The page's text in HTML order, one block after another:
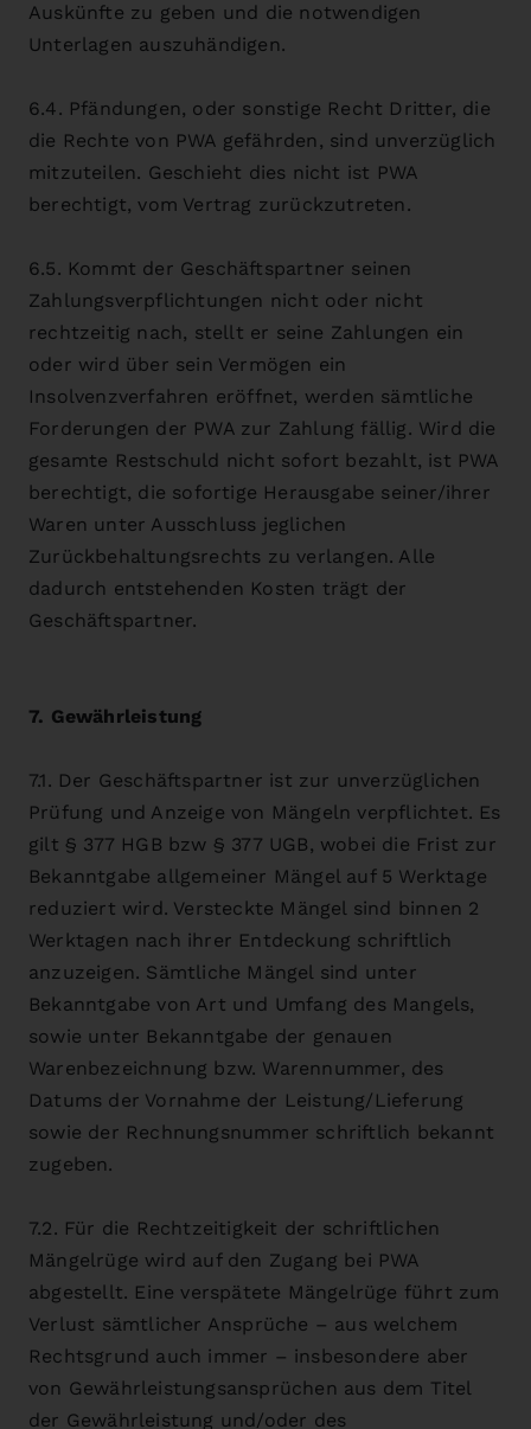
Auskünfte zu geben und die notwendigen
Unterlagen auszuhändigen.
6.4. Pfändungen, oder sonstige Recht Dritter, die
die Rechte von PWA gefährden, sind unverzüglich
mitzuteilen. Geschieht dies nicht ist PWA
berechtigt, vom Vertrag zurückzutreten.
6.5. Kommt der Geschäftspartner seinen
Zahlungsverpflichtungen nicht oder nicht
rechtzeitig nach, stellt er seine Zahlungen ein
oder wird über sein Vermögen ein
Insolvenzverfahren eröffnet, werden sämtliche
Forderungen der PWA zur Zahlung fällig. Wird die
gesamte Restschuld nicht sofort bezahlt, ist PWA
berechtigt, die sofortige Herausgabe seiner/ihrer
Waren unter Ausschluss jeglichen
Zurückbehaltungsrechts zu verlangen. Alle
dadurch entstehenden Kosten trägt der
Geschäftspartner.
7. Gewährleistung
7.1. Der Geschäftspartner ist zur unverzüglichen
Prüfung und Anzeige von Mängeln verpflichtet. Es
gilt § 377 HGB bzw § 377 UGB, wobei die Frist zur
Bekanntgabe allgemeiner Mängel auf 5 Werktage
reduziert wird. Versteckte Mängel sind binnen 2
Werktagen nach ihrer Entdeckung schriftlich
anzuzeigen. Sämtliche Mängel sind unter
Bekanntgabe von Art und Umfang des Mangels,
sowie unter Bekanntgabe der genauen
Warenbezeichnung bzw. Warennummer, des
Datums der Vornahme der Leistung/Lieferung
sowie der Rechnungsnummer schriftlich bekannt
zugeben.
7.2. Für die Rechtzeitigkeit der schriftlichen
Mängelrüge wird auf den Zugang bei PWA
abgestellt. Eine verspätete Mängelrüge führt zum
Verlust sämtlicher Ansprüche – aus welchem
Rechtsgrund auch immer – insbesondere aber
von Gewährleistungsansprüchen aus dem Titel
der Gewährleistung und/oder des